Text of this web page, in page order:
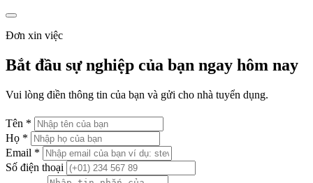
Đơn xin việc
Bắt đầu sự nghiệp của bạn ngay hôm nay
Vui lòng điền thông tin của bạn và gửi cho nhà tuyển dụng.
Tên *
Họ *
Email *
Số điện thoại